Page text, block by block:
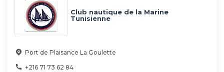
Club nautique de la Marine
Tunisienne
Port de Plaisance La Goulette
+216 71 73 62 84